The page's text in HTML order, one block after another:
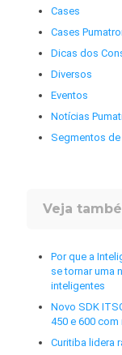
Cases
Cases
Dicas dos
Diversos
Eventos
Notícias
Segmentos de
Veja
Por que a
se tornar uma
inteligentes
Novo SDK
450 e 600
Curitiba lidera